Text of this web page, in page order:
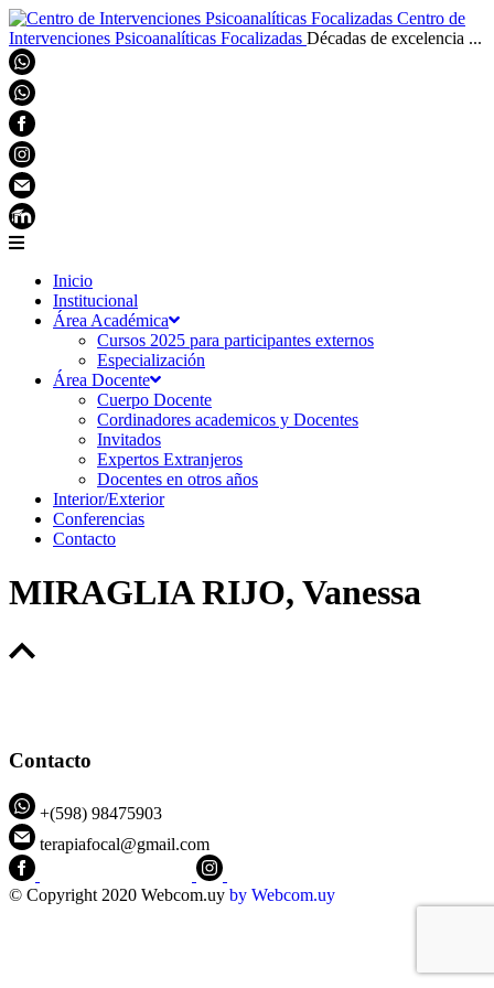
Centro de
Intervenciones Psicoanalíticas Focalizadas Décadas de excelencia ...
Inicio
Institucional
Área Académica
Cursos 2025 para participantes externos
Especialización
Área Docente
Cuerpo Docente
Cordinadores academicos y Docentes
Invitados
Expertos Extranjeros
Docentes en otros años
Interior/Exterior
Conferencias
Contacto
MIRAGLIA RIJO, Vanessa
Contacto
+(598) 98475903
terapiafocal@gmail.com
© Copyright 2020 Webcom.uy by Webcom.uy